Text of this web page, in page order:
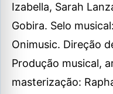
Izabella, Sarah
Gobira. Selo
Onimusic. Direção
Produção musical,
masterização: